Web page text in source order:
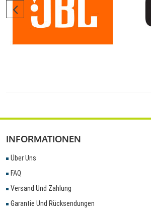
INFORMATIONEN
Über Uns
FAQ
Versand Und Zahlung
Garantie Und Rücksendungen